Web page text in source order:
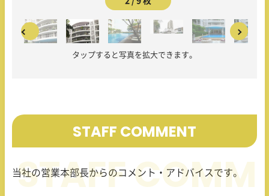
タップすると写真を拡大できます。
STAFF COMMENT
当社の営業本部長からのコメント・アドバイスです。